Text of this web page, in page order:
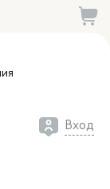
Вход